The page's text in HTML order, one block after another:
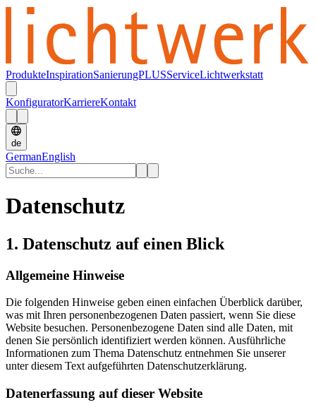
ProdukteInspirationSanierungPLUSServiceLichtwerkstatt
KonfiguratorKarriereKontakt
de
GermanEnglish
Datenschutz
1. Datenschutz auf einen Blick
Allgemeine Hinweise
Die folgenden Hinweise geben einen einfachen Überblick darüber,
was mit Ihren personenbezogenen Daten passiert, wenn Sie diese
Website besuchen. Personenbezogene Daten sind alle Daten, mit
denen Sie persönlich identifiziert werden können. Ausführliche
Informationen zum Thema Datenschutz entnehmen Sie unserer
unter diesem Text aufgeführten Datenschutzerklärung.
Datenerfassung auf dieser Website